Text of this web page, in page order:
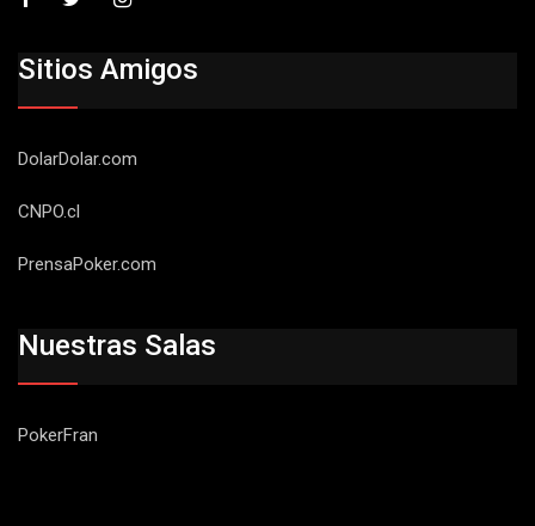
Sitios Amigos
DolarDolar.com
CNPO.cl
PrensaPoker.com
Nuestras Salas
PokerFran